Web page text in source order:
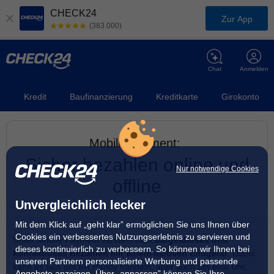
Nur notwendige Cookies
Unvergleichlich lecker
Mit dem Klick auf „geht klar” ermöglichen Sie uns Ihnen über
Cookies ein verbessertes Nutzungserlebnis zu servieren und
dieses kontinuierlich zu verbessern. So können wir Ihnen bei
unseren Partnern personalisierte Werbung und passende
CHECK24
(383.000)
Zur App
Anmelden
Chat
Kredit Baufinanzierung Kreditkarte Girokonto
Mobile Payment:
Sicher bezahlen online und
Unter Mobile Payment versteht manbargeldloses und
kontaktloses Bezahlen mit einem mobilen Endgerät. Dabei
kann es sich um ein Handy handeln, aber auch um eine Uhr,